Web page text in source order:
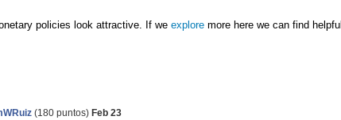
policies look attractive. If we explore more here we can find helpful
(180 puntos) Feb 23